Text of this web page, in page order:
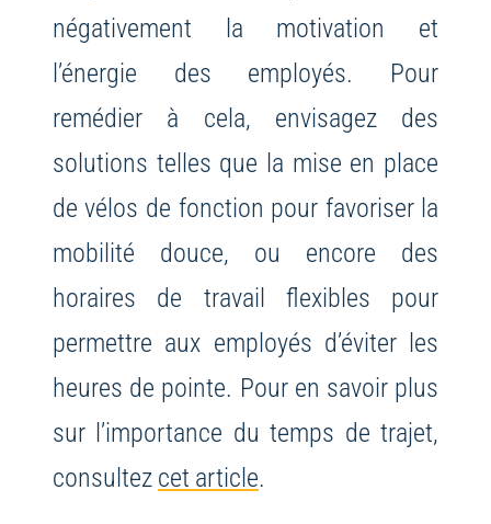
négativement la motivation et
l’énergie des employés. Pour
remédier à cela, envisagez des
solutions telles que la mise en place
de vélos de fonction pour favoriser la
mobilité douce, ou encore des
horaires de travail flexibles pour
permettre aux employés d’éviter les
heures de pointe. Pour en savoir plus
sur l’importance du temps de trajet,
consultez cet article.